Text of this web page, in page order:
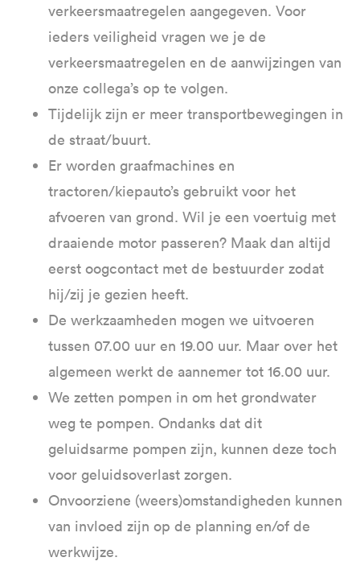
verkeersmaatregelen aangegeven. Voor
ieders veiligheid vragen we je de
verkeersmaatregelen en de aanwijzingen van
onze collega’s op te volgen.
Tijdelijk zijn er meer transportbewegingen in
de straat/buurt.
Er worden graafmachines en
tractoren/kiepauto’s gebruikt voor het
afvoeren van grond. Wil je een voertuig met
draaiende motor passeren? Maak dan altijd
eerst oogcontact met de bestuurder zodat
hij/zij je gezien heeft.
De werkzaamheden mogen we uitvoeren
tussen 07.00 uur en 19.00 uur. Maar over het
algemeen werkt de aannemer tot 16.00 uur.
We zetten pompen in om het grondwater
weg te pompen. Ondanks dat dit
geluidsarme pompen zijn, kunnen deze toch
voor geluidsoverlast zorgen.
Onvoorziene (weers)omstandigheden kunnen
van invloed zijn op de planning en/of de
werkwijze.